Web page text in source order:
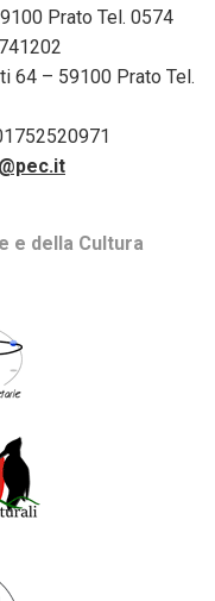
Prato Tel. 0574
64 – 59100 Prato Tel.
e della Cultura